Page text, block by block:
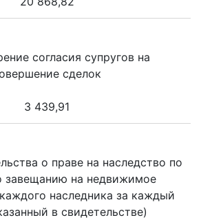
согласия супругов на
сделок
3 439,91
о праве на наследство по
завещанию на недвижимое
наследника за каждый
в свидетельстве)